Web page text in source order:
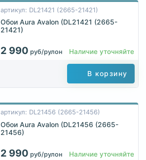
артикул: DL21421 (2665-21421)
Обои Aura Avalon (DL21421 (2665-
21421)
2 990 руб/рулон Наличие уточняйте
В корзину
артикул: DL21456 (2665-21456)
Обои Aura Avalon (DL21456 (2665-
21456)
2 990 руб/рулон Наличие уточняйте